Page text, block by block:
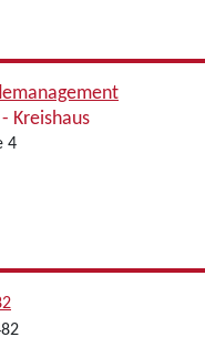
Kreishaus
4